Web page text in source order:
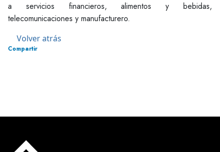
a servicios financieros, alimentos y bebidas,
telecomunicaciones y manufacturero.
Volver atrás
Compartir